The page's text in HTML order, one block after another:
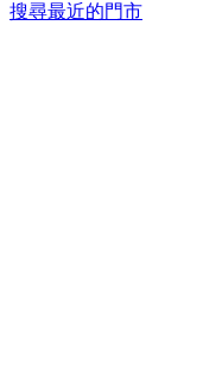
搜尋最近的門市